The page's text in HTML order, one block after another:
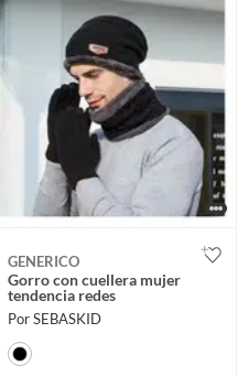
GENERICO
Gorro con cuellera mujer
tendencia redes
Por SEBASKID